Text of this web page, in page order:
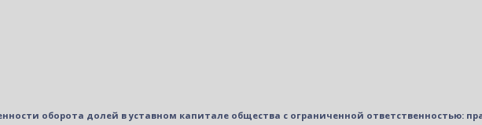
оборота долей в уставном капитале общества с ограниченной ответственностью: